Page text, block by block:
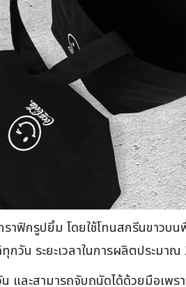
ฟิกรูปยิ้ม โดยใช้โทนสกรีนขาวบ
วัน ระยะเวลาในการผลิตประมา
ละสามารถจับถนัดได้ด้วยมือเพร